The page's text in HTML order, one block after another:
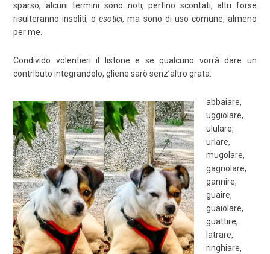
sparso, alcuni termini sono noti, perfino scontati, altri forse
risulteranno insoliti, oesotici, ma sono di uso comune, almeno
per me.
Condivido volentieri il listone e se qualcuno vorrà dare un
contributo integrandolo, gliene sarò senz’altro grata.
abbaiare,
uggiolare,
ululare,
urlare,
mugolare,
gagnolare,
gannire,
guaire,
guaiolare,
guattire,
latrare,
ringhiare,